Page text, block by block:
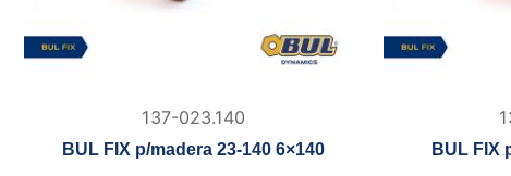
137-023.140
BUL FIX p/madera 23-140 6×140 BUL FIX